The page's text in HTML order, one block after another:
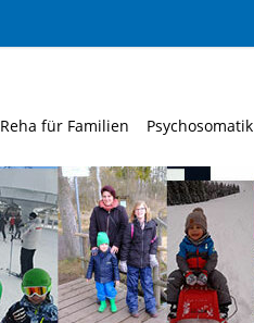
Reha für Familien Psychosomatik